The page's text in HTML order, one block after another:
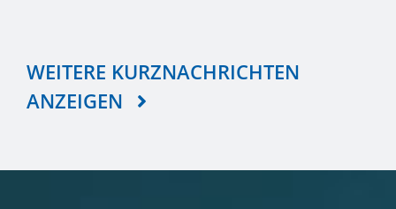
WEITERE KURZNACHRICHTEN
ANZEIGEN